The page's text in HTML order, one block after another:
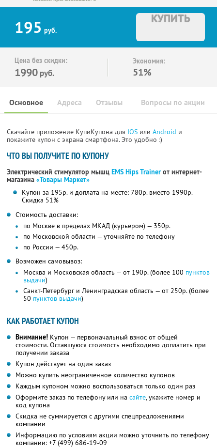
195 руб.
КУПИТЬ
Цена без скидки:
1990 руб.
Экономия:
51%
Основное Отзывы Вопросы по акции
Адреса
Скачайте приложение КупиКупона для IOS или Android и
покажите купон с экрана смартфона. Это удобно :)
ЧТО ВЫ ПОЛУЧИТЕ ПО КУПОНУ
Электрический стимулятор мышц EMS Hips Trainer от интернет-
магазина «Товары Маркет»
Купон за 195р. и доплата на месте: 780р. вместо 1990р.
Скидка 51%
Стоимость доставки:
по Москве в пределах МКАД (курьером) — 350р.
по Московской области — уточняйте по телефону
по России — 450р.
Возможен самовывоз:
Москва и Московская область — от 190р. (более 100 пунктов
выдачи)
Санкт-Петербург и Ленинградская область — от 250р. (более
50 пунктов выдачи)
КАК РАБОТАЕТ КУПОН
Внимание! Купон — первоначальный взнос от общей
стоимости. Оставшуюся стоимость необходимо доплатить при
получении заказа
Купон действует на один заказ
Можно купить неограниченное количество купонов
Каждым купоном можно воспользоваться только один раз
Оформите заказ по телефону или на сайте, укажите номер и
код купона
Скидка не суммируется с другими спецпредложениями
компании
Информацию по условиям акции можно уточнить по телефону
компании: +7 (499) 686-19-09